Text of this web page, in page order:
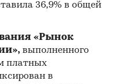
36,9% в общей
«Рынок
выполненного
платных
в